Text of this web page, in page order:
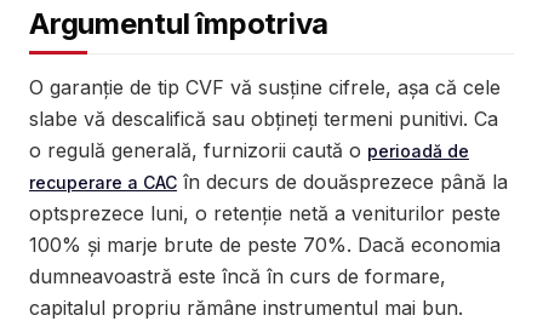
Argumentul împotriva
O garanție de tip CVF vă susține cifrele, așa că cele
slabe vă descalifică sau obțineți termeni punitivi. Ca
o regulă generală, furnizorii caută o perioadă de
recuperare a CAC în decurs de douăsprezece până la
optsprezece luni, o retenție netă a veniturilor peste
100% și marje brute de peste 70%. Dacă economia
dumneavoastră este încă în curs de formare,
capitalul propriu rămâne instrumentul mai bun.